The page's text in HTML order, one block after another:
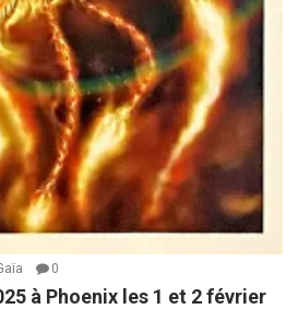
0
à Phoenix les 1 et 2 février